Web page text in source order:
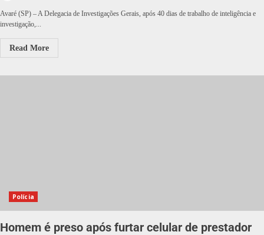
Avaré (SP) – A Delegacia de Investigações Gerais, após 40 dias de trabalho de inteligência e
investigação,...
Read More
Polícia
Homem é preso após furtar celular de prestador